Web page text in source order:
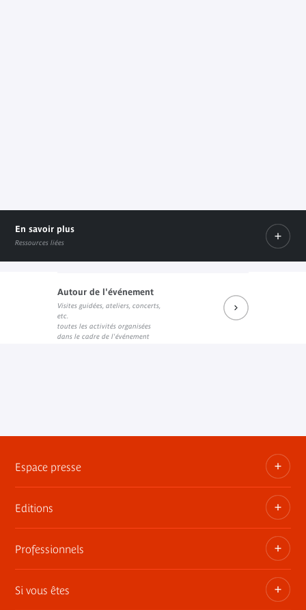
En savoir plus
Ressources liées
Programme
Document PDF
Autour de l'événement
Visites guidées, ateliers, concerts,
etc.
toutes les activités organisées
dans le cadre de l'événement
Espace presse
Dossiers, communiqués, bandes annonces
Contact presse
Editions
Les publications du musée
Professionnels
Privatisez les espaces
Si vous êtes